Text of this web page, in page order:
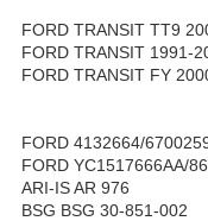
FORD TRANSIT TT9
FORD TRANSIT 1991-
FORD TRANSIT FY
FORD 4132664/
FORD YC1517666AA/
ARI-IS AR 976
BSG BSG 30-851-002